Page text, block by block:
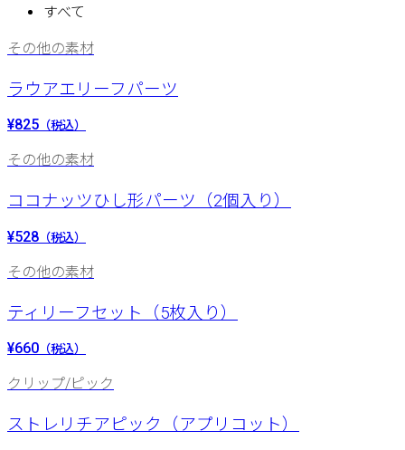
すべて
その他の素材
ラウアエリーフパーツ
¥825 （税込）
その他の素材
ココナッツひし形パーツ（2個入り）
¥528 （税込）
その他の素材
ティリーフセット（5枚入り）
¥660 （税込）
クリップ/ピック
ストレリチアピック（アプリコット）